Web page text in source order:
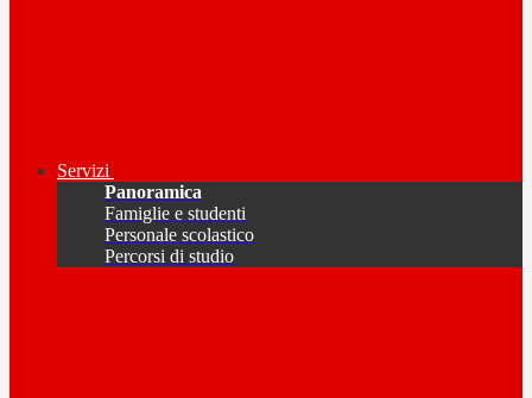
Servizi
Panoramica
Famiglie e studenti
Personale scolastico
Percorsi di studio